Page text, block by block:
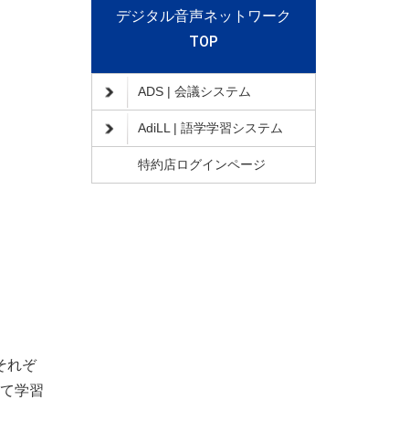
れぞ
学習
デジタル音声ネットワーク
TOP
ADS | 会議システム
AdiLL | 語学学習システム
特約店ログインページ